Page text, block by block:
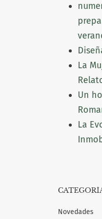
La
Un
La
Novedades